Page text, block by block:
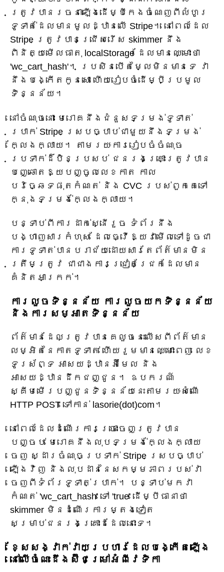
ត្រូវបានរចនាឡើងដើម្បីកេងចំណេញពីលំហូរ
ទូទាត់ដែលមានមូលដ្ឋានលើ Stripe។ នៅពេលដែល
Stripe ត្រូវបានជ្រើសរើស skimmer នឹង
ពិនិត្យមើលធាតុ localStorage ដែលមានឈ្មោះថា
'wc_cart_hash'។ ប្រសិនបើតម្លៃមិនមានទេ វា
នឹងបង្កើតកូនសោ ហើយរៀបចំដើម្បីប្រមូល
ទិន្នន័យ។
នៅចំណុចនោះ មេរោគនឹងជំនួសទម្រង់ទូទាត់
ប្រាក់ Stripe ស្របច្បាប់ជាមួយនឹងទម្រង់
ក្លែងក្លាយ។ តាមរយៈការរៀបចំចំណុច
ប្រទាក់ដ៏ប៉ិនប្រសប់ ជនរងគ្រោះត្រូវបាន
បញ្ឆោតឱ្យបញ្ចូលលេខកាត កាល
បរិច្ឆេទផុតកំណត់ និង CVC របស់ពួកគេទៅ
ក្នុងទម្រង់ក្លែងក្លាយ។
បន្ទាប់ពីការដាក់ស្នើរួច ទំព័រនឹង
បង្ហាញសារកំហុស ដែលធ្វើឱ្យវាមើលទៅដូចជា
ការទូទាត់បានបរាជ័យដោយសារតែព័ត៌មានមិន
ត្រឹមត្រូវ ជាជាងការជ្រៀតជ្រែកដែលមាន
គំនិតអាក្រក់។
ការលួចទិន្នន័យ ការលួចយកទិន្នន័យ
និងការសម្អាតទិន្នន័យ
ព័ត៌មានដែលត្រូវបានគេលួចនេះលើសពីព័ត៌មាន
លម្អិតនៃកាតទូទាត់ ហើយរួមមានឈ្មោះពេញ លេខ
ទូរស័ព្ទ អាសយដ្ឋានអ៊ីមែល និង
អាសយដ្ឋានដឹកជញ្ជូន។ ឧបករណ៍
ស្គីមមើរបញ្ជូនទិន្នន័យនេះតាមរយៈសំណើ
HTTP POST ទៅកាន់ lasorie(dot)com។
នៅពេលដែលដំណើរការច្រោះចេញត្រូវបាន
បញ្ចប់ មេរោគនឹងលុបទម្រង់ក្លែងក្លាយ
ចេញ ស្ដារចំណុចប្រទាក់ Stripe ស្របច្បាប់
ឡើងវិញ និងលុបដាននៃសកម្មភាពរបស់វា
ចេញពីទំព័រទូទាត់ប្រាក់។ បន្ទាប់មកវា
កំណត់ 'wc_cart_hash' ទៅ 'true' ដើម្បីធានាថា
skimmer មិនដំណើរការម្តងទៀត
សម្រាប់ជនរងគ្រោះដដែលនោះទេ។
ខ្សែសង្វាក់វាយប្រហារដែលបង្កើតឡើង
នៅលើចំណេះដឹងស៊ីជម្រៅអំពីវេទិកា